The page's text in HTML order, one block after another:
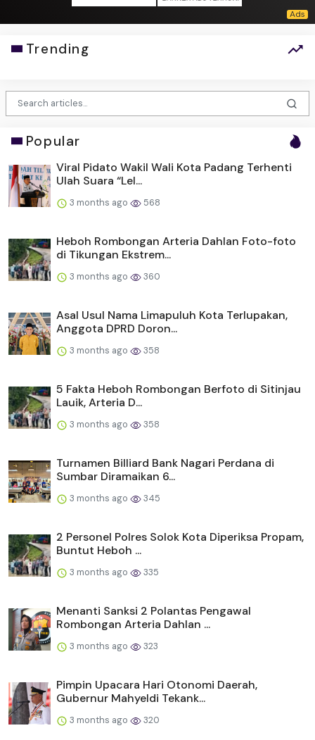
Trending
Popular
Viral Pidato Wakil Wali Kota Padang Terhenti
Ulah Suara “Lel...
3 months ago 568
Heboh Rombongan Arteria Dahlan Foto-foto
di Tikungan Ekstrem...
3 months ago 360
Asal Usul Nama Limapuluh Kota Terlupakan,
Anggota DPRD Doron...
3 months ago 358
5 Fakta Heboh Rombongan Berfoto di Sitinjau
Lauik, Arteria D...
3 months ago 358
Turnamen Billiard Bank Nagari Perdana di
Sumbar Diramaikan 6...
3 months ago 345
2 Personel Polres Solok Kota Diperiksa Propam,
Buntut Heboh ...
3 months ago 335
Menanti Sanksi 2 Polantas Pengawal
Rombongan Arteria Dahlan ...
3 months ago 323
Pimpin Upacara Hari Otonomi Daerah,
Gubernur Mahyeldi Tekank...
3 months ago 320